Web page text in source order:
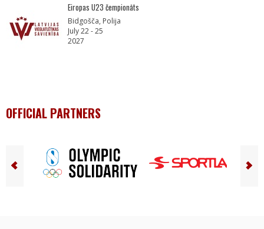
Eiropas U23 čempionāts
Bidgošča, Polija
July 22 - 25
2027
OFFICIAL PARTNERS